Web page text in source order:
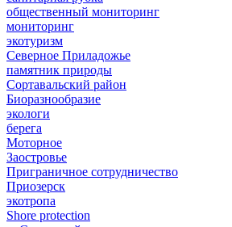
общественный мониторинг
мониторинг
экотуризм
Северное Приладожье
памятник природы
Сортавальский район
Биоразнообразие
экологи
берега
Моторное
Заостровье
Приграничное сотрудничество
Приозерск
экотропа
Shore protection